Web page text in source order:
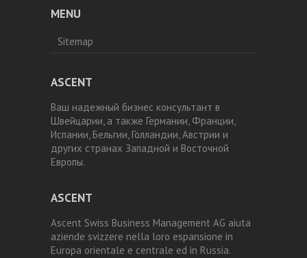
MENU
Sitemap
ASCENT
Ваш надежный бизнес консультант в
Швейцарии, а также Германии, Франции,
Испании, Бельгии, Голландии, Австрии и
других странах Западной и Восточной
Европы.
ASCENT
Ascent Swiss Business Management AG aiuta
aziende svizzere nella loro espansione in
Europa orientale e centrale ed in Russia.